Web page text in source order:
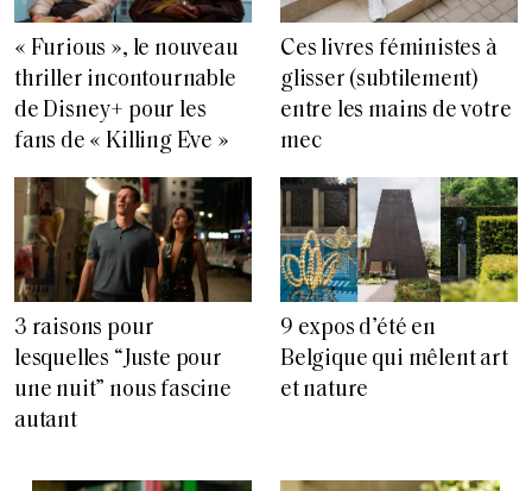
« Furious », le nouveau
thriller incontournable
de Disney+ pour les
fans de « Killing Eve »
Ces livres féministes à
glisser (subtilement)
entre les mains de votre
mec
3 raisons pour
lesquelles “Juste pour
une nuit” nous fascine
autant
9 expos d’été en
Belgique qui mêlent art
et nature